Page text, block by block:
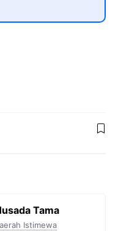
Tama
Istimewa